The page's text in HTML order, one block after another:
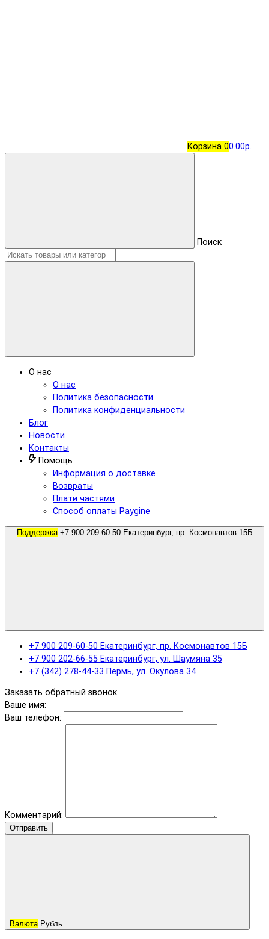
Корзина 00.00р.
Поиск
О нас
О нас
Политика безопасности
Политика конфиденциальности
Блог
Новости
Контакты
Помощь
Информация о доставке
Возвраты
Плати частями
Способ оплаты Paygine
Поддержка
+7 900 209-60-50 Екатеринбург, пр. Космонавтов 15Б
+7 900 202-66-55 Екатеринбург, ул. Шаумяна 35
+7 (342) 278-44-33 Пермь, ул. Окулова 34
Заказать обратный звонок
Ваше имя:
Ваш телефон:
Комментарий:
Отправить
Валюта Рубль